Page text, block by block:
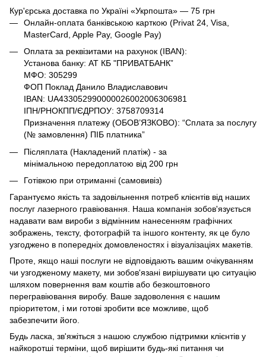
Кур'єрська доставка по Україні «Укрпошта» — 75 грн
Онлайн-оплата банківською карткою (Privat 24, Visa,
MasterCard, Apple Pay, Google Pay)
Оплата за реквізитами на рахунок (IBAN):
Установа банку: АТ КБ "ПРИВАТБАНК”
МФО: 305299
ФОП Поклад Данило Владиславович
IBAN: UA433052990000026002006306981
ІПН/РНОКПП/ЄДРПОУ: 3758709314
Призначення платежу (ОБОВ’ЯЗКОВО): “Сплата за послугу
(№ замовлення) ПІБ платника”
Післяплата (Накладений платіж) - за
мінімальною передоплатою від 200 грн
Готівкою при отриманні (самовивіз)
Гарантуємо якість та задовільнення потреб клієнтів від наших
послуг лазерного гравіювання. Наша компанія зобов'язується
надавати вам вироби з відмінним нанесенням графічних
зображень, тексту, фотографій та іншого контенту, як це було
узгоджено в попередніх домовленостях і візуалізаціях макетів.
Проте, якщо наші послуги не відповідають вашим очікуванням
чи узгодженому макету, ми зобов'язані вирішувати цю ситуацію
шляхом повернення вам коштів або безкоштовного
перегравіювання виробу. Ваше задоволення є нашим
пріоритетом, і ми готові зробити все можливе, щоб
забезпечити його.
Будь ласка, зв'яжіться з нашою службою підтримки клієнтів у
найкоротші терміни, щоб вирішити будь-які питання чи